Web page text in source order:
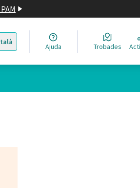
llengua Elegir el idioma
Ajuda Trobades